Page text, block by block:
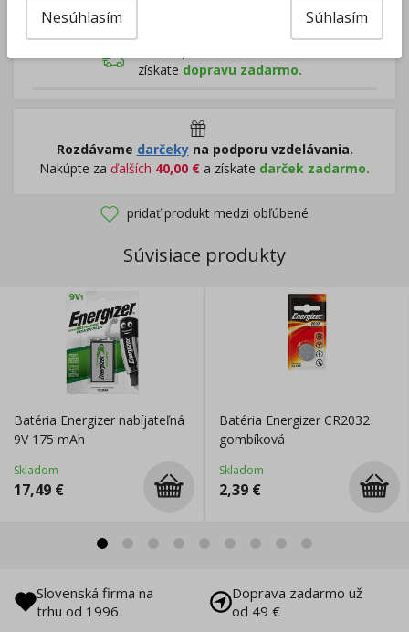
získate dopravu zadarmo.
Rozdávame darčeky na podporu vzdelávania.
Nakúpte za ďalších 40,00 € a získate darček zadarmo.
pridať produkt medzi obľúbené
Súvisiace produkty
Batéria Energizer nabíjateľná
9V 175 mAh
Skladom
17,49 €
Batéria Energizer CR2032
gombíková
Skladom
2,39 €
Slovenská firma na
trhu od 1996
Doprava zadarmo už
od 49 €
Súhlasím
Nesúhlasím